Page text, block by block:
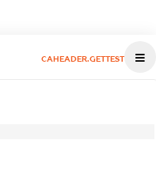
CAHEADER.GETTEST